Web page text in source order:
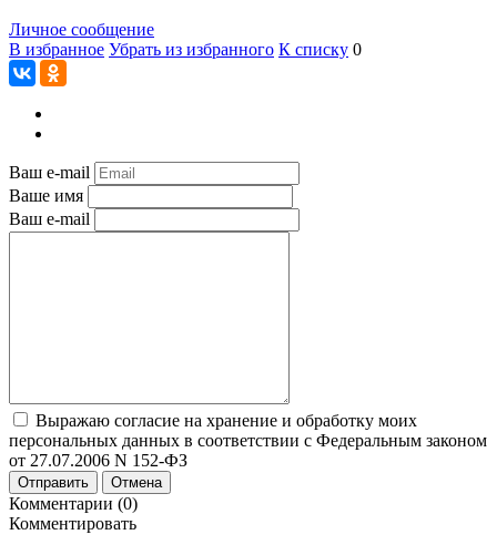
Личное сообщение
В избранное Убрать из избранного К списку 0
Ваш e-mail
Ваше имя
Ваш e-mail
Выражаю согласие на хранение и обработку моих
персональных данных в соответствии с Федеральным законом
от 27.07.2006 N 152-ФЗ
Отправить Отмена
Комментарии (0)
Комментировать